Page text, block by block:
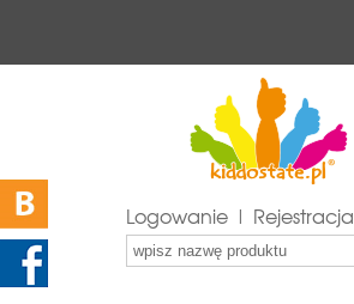
Logowanie | Rejestracja